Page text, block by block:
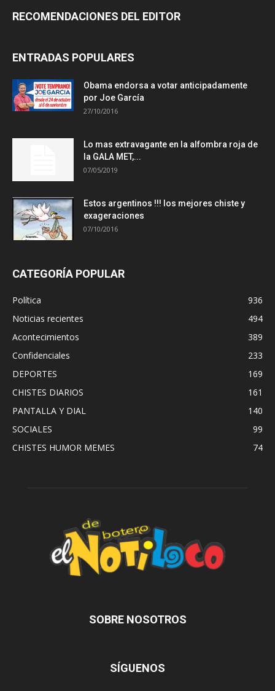
RECOMENDACIONES DEL EDITOR
ENTRADAS POPULARES
Obama endorsa a votar anticipadamente
por Joe García
27/10/2016
Lo mas extravagante en la alfombra roja de
la GALA MET,...
07/05/2019
Estos argentinos !!! los mejores chiste y
exageraciones
07/10/2016
CATEGORÍA POPULAR
Política
936
Noticias recientes
494
Acontecimientos
389
Confidenciales
233
DEPORTES
169
CHISTES DIARIOS
161
PANTALLA Y DIAL
140
SOCIALES
99
CHISTES HUMOR MEMES
74
SOBRE NOSOTROS
SÍGUENOS